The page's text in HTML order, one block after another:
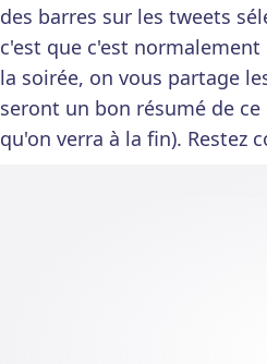
des barres sur les tweets
c'est que c'est
la soirée, on vous partage
seront un bon résumé de
qu'on verra à la fin). Restez